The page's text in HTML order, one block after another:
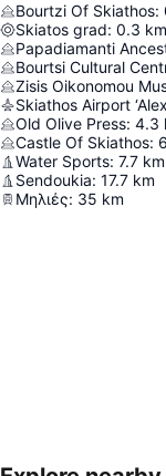
Bourtzi Of Skiathos:
Skiatos grad: 0.3 km
Papadiamanti
Bourtsi Cultural
Zisis Oikonomou
Skiathos Airport
Old Olive Press: 4.3
Castle Of Skiathos: 6
Water Sports: 7.7 km
Sendoukia: 17.7 km
Μηλιές: 35 km